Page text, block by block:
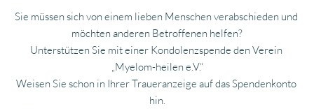
Sie müssen sich von einem lieben Menschen verabschieden und
möchten anderen Betroffenen helfen?
Unterstützen Sie mit einer Kondolenzspende den Verein
„Myelom-heilen e.V.“
Weisen Sie schon in Ihrer Traueranzeige auf das Spendenkonto
hin.